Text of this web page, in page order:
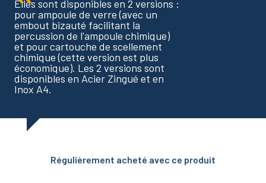
Elles sont disponibles en 2 versions :
pour ampoule de verre (avec un
embout bizauté facilitant la
percussion de l'ampoule chimique)
et pour cartouche de scellement
chimique (cette version est plus
économique). Les 2 versions sont
disponibles en Acier Zingué et en
Inox A4.
Régulièrement acheté avec ce produit